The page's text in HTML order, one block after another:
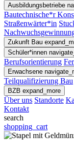
Ausbildungsbetriebe
Bautechnische*r
Straßenwärter*in
Zukunft Bau
Schüler*innen
Berufsorientierung
Erwachsene
Teilqualifizierung Bau
BZB expand_more
Über uns Standorte
Kontakt
search
shopping_cart